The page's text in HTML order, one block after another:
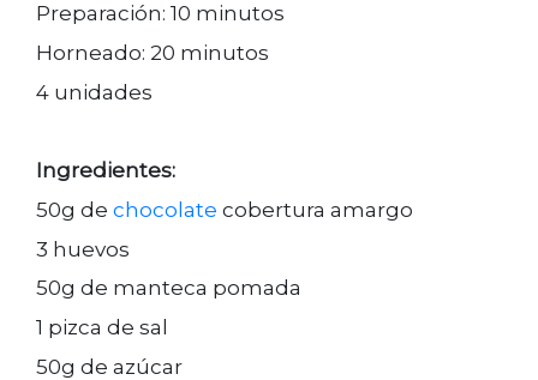
Preparación: 10 minutos
Horneado: 20 minutos
4 unidades
Ingredientes:
50g de chocolate cobertura amargo
3 huevos
50g de manteca pomada
1 pizca de sal
50g de azúcar